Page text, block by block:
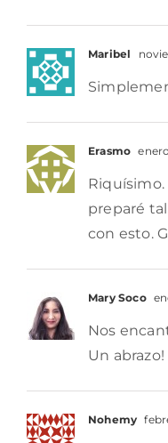
Maribel
Erasmo
preparé
con esto.
Mary Soco
Nos
Un abrazo!
Nohemy